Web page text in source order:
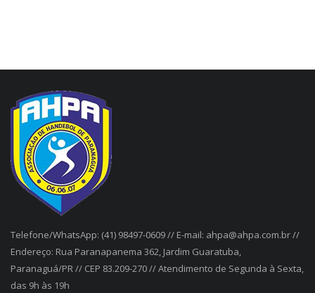
Telefone/WhatsApp: (41) 98497-0609 // E-mail: ahpa@ahpa.com.br //
Endereço: Rua Paranapanema 362, Jardim Guaratuba,
Paranaguá/PR // CEP 83.209-270 // Atendimento de Segunda à Sexta,
das 9h às 19h